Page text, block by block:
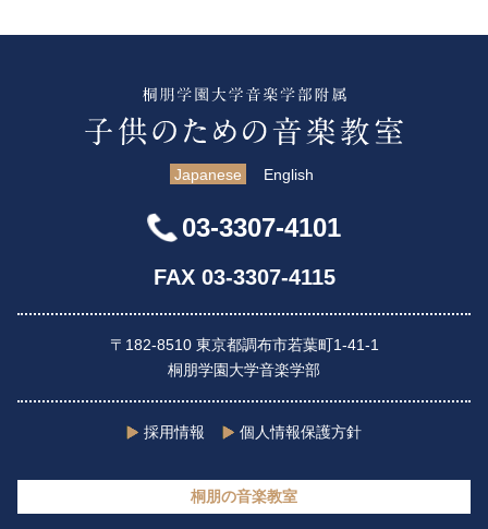
Japanese English
03-3307-4101
FAX 03-3307-4115
〒182-8510 東京都調布市若葉町1-41-1
桐朋学園大学音楽学部
採用情報 個人情報保護方針
桐朋の音楽教室